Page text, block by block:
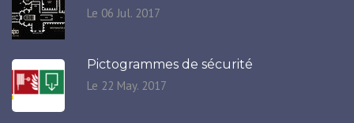
Le 06 Jul. 2017
Pictogrammes de sécurité
Le 22 May. 2017